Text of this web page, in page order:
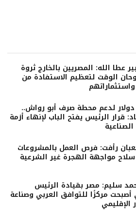
عطا الله: المصريين بالخارج ثروة
الوقت لتعظيم الاستفادة من
دولار لدعم محطة صرف أبو رواش..
قرار الرئيس يفتح الباب لإنهاء أزمة
رأفت: فرص العمل بالمشروعات
سلاح مواجهة الهجرة غير الشرعية
سليم: مصر بقيادة الرئيس
مركزًا للتوافق العربي وصناعة
الإقليمي